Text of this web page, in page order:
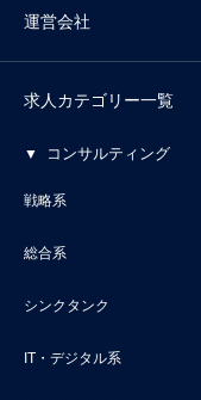
運営会社
求人カテゴリー一覧
コンサルティング
戦略系
総合系
シンクタンク
IT・デジタル系